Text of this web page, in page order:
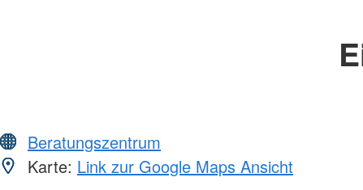
Beratungszentrum
Karte: Link zur Google Maps Ansicht